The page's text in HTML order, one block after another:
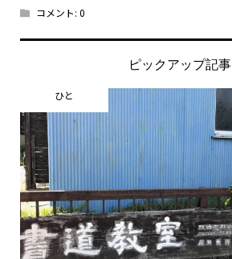
コメント: 0
ピックアップ記事
ひと